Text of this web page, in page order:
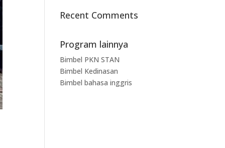
Recent Comments
Program lainnya
Bimbel PKN STAN
Bimbel Kedinasan
Bimbel bahasa inggris